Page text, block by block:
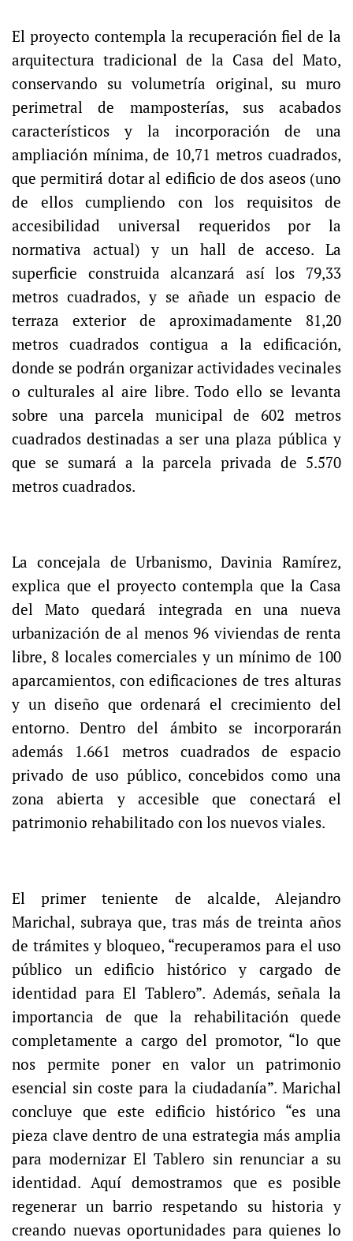
El proyecto contempla la recuperación fiel de la
arquitectura tradicional de la Casa del Mato,
conservando su volumetría original, su muro
perimetral de mamposterías, sus acabados
característicos y la incorporación de una
ampliación mínima, de 10,71 metros cuadrados,
que permitirá dotar al edificio de dos aseos (uno
de ellos cumpliendo con los requisitos de
accesibilidad universal requeridos por la
normativa actual) y un hall de acceso. La
superficie construida alcanzará así los 79,33
metros cuadrados, y se añade un espacio de
terraza exterior de aproximadamente 81,20
metros cuadrados contigua a la edificación,
donde se podrán organizar actividades vecinales
o culturales al aire libre. Todo ello se levanta
sobre una parcela municipal de 602 metros
cuadrados destinadas a ser una plaza pública y
que se sumará a la parcela privada de 5.570
metros cuadrados.
La concejala de Urbanismo, Davinia Ramírez,
explica que el proyecto contempla que la Casa
del Mato quedará integrada en una nueva
urbanización de al menos 96 viviendas de renta
libre, 8 locales comerciales y un mínimo de 100
aparcamientos, con edificaciones de tres alturas
y un diseño que ordenará el crecimiento del
entorno. Dentro del ámbito se incorporarán
además 1.661 metros cuadrados de espacio
privado de uso público, concebidos como una
zona abierta y accesible que conectará el
patrimonio rehabilitado con los nuevos viales.
El primer teniente de alcalde, Alejandro
Marichal, subraya que, tras más de treinta años
de trámites y bloqueo, “recuperamos para el uso
público un edificio histórico y cargado de
identidad para El Tablero”. Además, señala la
importancia de que la rehabilitación quede
completamente a cargo del promotor, “lo que
nos permite poner en valor un patrimonio
esencial sin coste para la ciudadanía”. Marichal
concluye que este edificio histórico “es una
pieza clave dentro de una estrategia más amplia
para modernizar El Tablero sin renunciar a su
identidad. Aquí demostramos que es posible
regenerar un barrio respetando su historia y
creando nuevas oportunidades para quienes lo